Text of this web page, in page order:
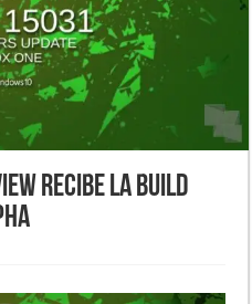
recibe la Build